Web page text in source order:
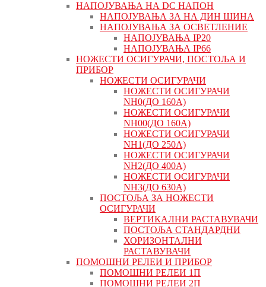
НАПОЈУВАЊА НА DC НАПОН
НАПОЈУВАЊА ЗА НА ДИН ШИНА
НАПОЈУВАЊА ЗА ОСВЕТЛЕНИЕ
НАПОЈУВАЊА IP20
НАПОЈУВАЊА IP66
НОЖЕСТИ ОСИГУРАЧИ, ПОСТОЉА И
ПРИБОР
НОЖЕСТИ ОСИГУРАЧИ
НОЖЕСТИ ОСИГУРАЧИ
NH0(ДО 160А)
НОЖЕСТИ ОСИГУРАЧИ
NH00(ДО 160А)
НОЖЕСТИ ОСИГУРАЧИ
NH1(ДО 250А)
НОЖЕСТИ ОСИГУРАЧИ
NH2(ДО 400А)
НОЖЕСТИ ОСИГУРАЧИ
NH3(ДО 630А)
ПОСТОЉА ЗА НОЖЕСТИ
ОСИГУРАЧИ
ВЕРТИКАЛНИ РАСТАВУВАЧИ
ПОСТОЉА СТАНДАРДНИ
ХОРИЗОНТАЛНИ
РАСТАВУВАЧИ
ПОМОШНИ РЕЛЕИ И ПРИБОР
ПОМОШНИ РЕЛЕИ 1П
ПОМОШНИ РЕЛЕИ 2П